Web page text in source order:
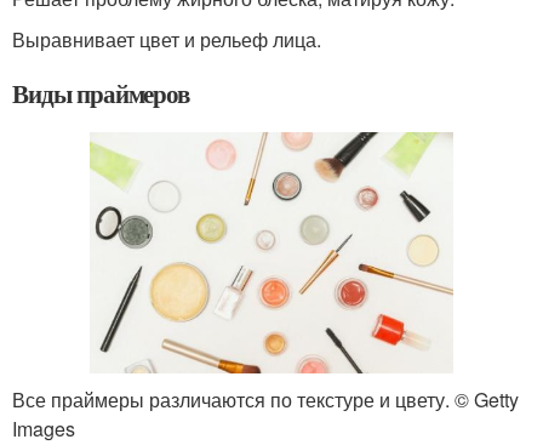
Выравнивает цвет и рельеф лица.
Виды праймеров
Все праймеры различаются по текстуре и цвету. © Getty
Images